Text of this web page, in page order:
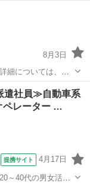
8月3日
細については、写
カード
遣社員≫自動車系
ペレーター …
提携サイト 4月17日
～40代の男女活躍